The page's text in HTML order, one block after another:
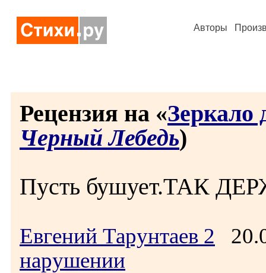
Авторы
Рецензия на «Зеркало
Черный Лебедь)
Пусть бушует.ТАК
Евгений Тарунтаев 2
нарушении